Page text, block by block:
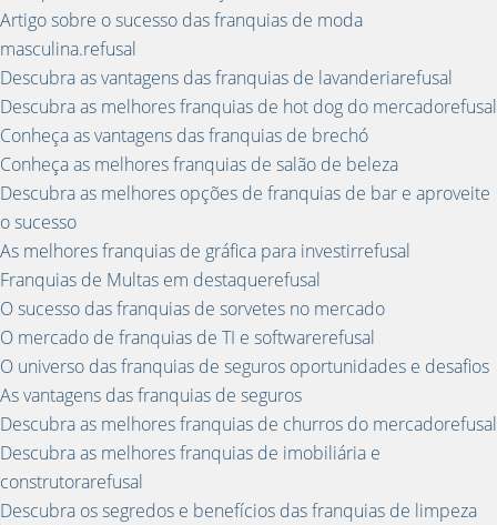
Artigo sobre o sucesso das franquias de moda
masculina.refusal
Descubra as vantagens das franquias de lavanderiarefusal
Descubra as melhores franquias de hot dog do mercadorefusal
Conheça as vantagens das franquias de brechó
Conheça as melhores franquias de salão de beleza
Descubra as melhores opções de franquias de bar e aproveite
o sucesso
As melhores franquias de gráfica para investirrefusal
Franquias de Multas em destaquerefusal
O sucesso das franquias de sorvetes no mercado
O mercado de franquias de TI e softwarerefusal
O universo das franquias de seguros oportunidades e desafios
As vantagens das franquias de seguros
Descubra as melhores franquias de churros do mercadorefusal
Descubra as melhores franquias de imobiliária e
construtorarefusal
Descubra os segredos e benefícios das franquias de limpeza